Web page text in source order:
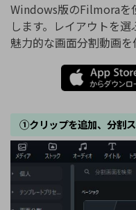
Windows版のFilmoraを
します。レイアウトを
魅力的な画面分割動画を
①クリップを追加、分割